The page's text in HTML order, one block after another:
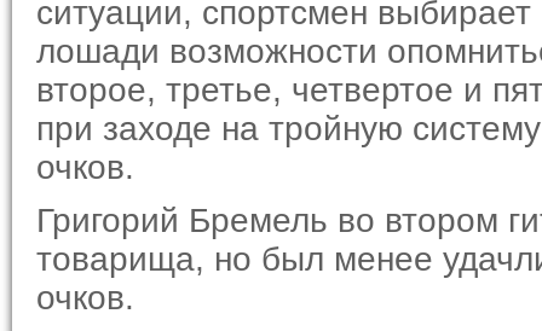
ситуации, спортсмен
лошади возможности
второе, третье, четвертое и
при заходе на тройную
очков.
Григорий Бремель во втором
товарища, но был менее
очков.